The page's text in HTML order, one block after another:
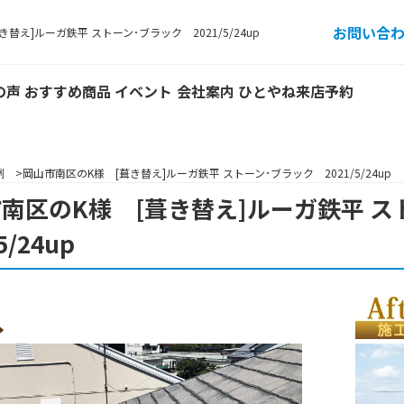
替え]ルーガ鉄平 ストーン･ブラック 2021/5/24up お問い合
声 おすすめ商品 イベント 会社案内 ひとやね来店予約
岡山市南区のK様 [葺き替え]ルーガ鉄平 ストーン･ブラック 2021/5/24up
区のK様 [葺き替え]ルーガ鉄平
24up